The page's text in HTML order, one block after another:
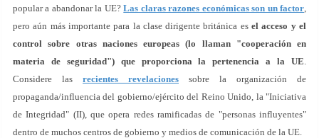
popular a abandonar la UE?Las claras razones económicas son un factor,
pero aún más importante para la clase dirigente británica esel acceso y el
control sobre otras naciones europeas (lo llaman "cooperación en
materia de seguridad") que proporciona la pertenencia a la UE.
Considere las recientes revelaciones sobre la organización de
propaganda/influencia del gobierno/ejército del Reino Unido, la "Iniciativa
de Integridad" (II), que opera redes ramificadas de "personas influyentes"
dentro de muchos centros de gobierno y medios de comunicación de la UE.